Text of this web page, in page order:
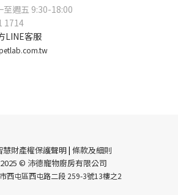
至週五 9:30-18:00
1714
LINE客服
慧財產權保護聲明| 條款及細則
2025 © 沛德寵物廚房有限公司
西屯區西屯路二段 259-3號13樓之2